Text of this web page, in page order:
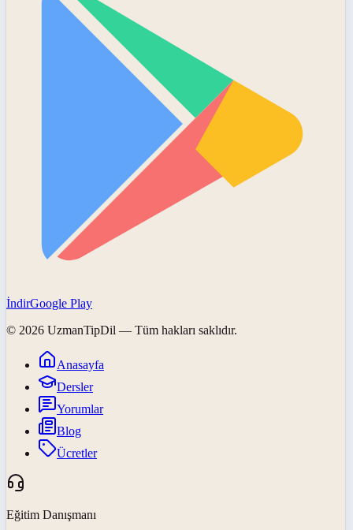
İndirGoogle Play
© 2026 UzmanTipDil — Tüm hakları saklıdır.
Anasayfa
Dersler
Yorumlar
Blog
Ücretler
Eğitim Danışmanı